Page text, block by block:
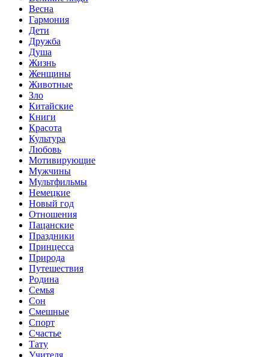
Весна
Гармония
Дети
Дружба
Душа
Жизнь
Женщины
Животные
Зло
Китайские
Книги
Красота
Культура
Любовь
Мотивирующие
Мужчины
Мультфильмы
Немецкие
Новый год
Отношения
Пацанские
Праздники
Принцесса
Природа
Путешествия
Родина
Семья
Сон
Смешные
Спорт
Счастье
Тату
Учителя